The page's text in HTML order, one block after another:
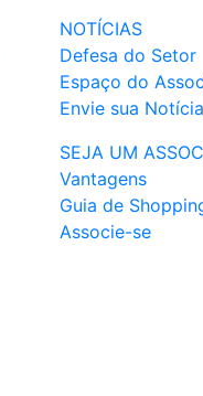
NOTÍCIAS
Defesa do Setor
Espaço do
Envie sua Notícia
SEJA UM
Vantagens
Guia de
Associe-se